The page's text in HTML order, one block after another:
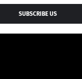
SUBSCRIBE US